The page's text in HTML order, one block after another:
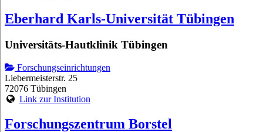
Eberhard Karls-Universität Tübingen
Universitäts-Hautklinik Tübingen
Forschungseinrichtungen
Liebermeisterstr. 25
72076 Tübingen
Link zur Institution
Forschungszentrum Borstel